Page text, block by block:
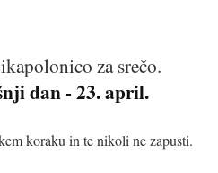
za srečo.
dan - 23. april.
koraku in te nikoli ne zapusti.